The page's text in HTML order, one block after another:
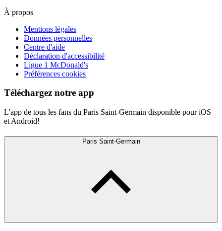
À propos
Mentions légales
Données personnelles
Centre d'aide
Déclaration d'accessibilité
Ligue 1 McDonald's
Préférences cookies
Téléchargez notre app
L'app de tous les fans du Paris Saint-Germain disponible pour iOS
et Android!
Paris Saint-Germain